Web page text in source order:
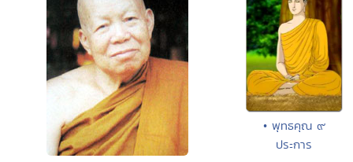
• พุทธคุณ ๙
ประการ